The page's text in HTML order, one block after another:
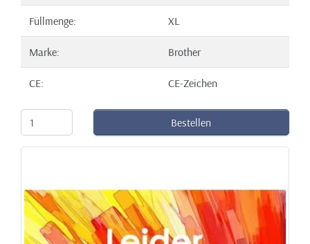
Füllmenge: XL
Marke: Brother
CE: CE-Zeichen
Bestellen